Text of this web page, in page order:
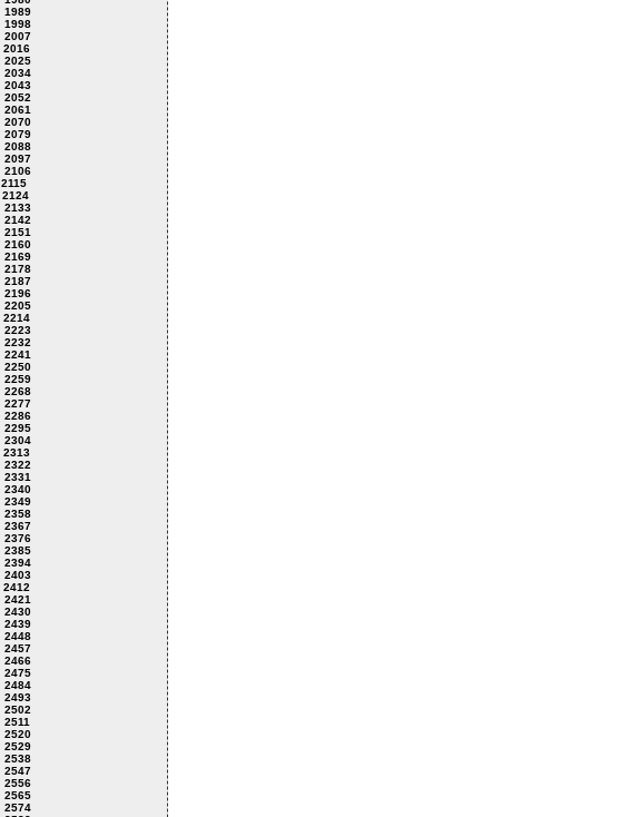
1989
1998
2007
2016
2025
2034
2043
2052
2061
2070
2079
2088
2097
2106
2115
2124
2133
2142
2151
2160
2169
2178
2187
2196
2205
2214
2223
2232
2241
2250
2259
2268
2277
2286
2295
2304
2313
2322
2331
2340
2349
2358
2367
2376
2385
2394
2403
2412
2421
2430
2439
2448
2457
2466
2475
2484
2493
2502
2511
2520
2529
2538
2547
2556
2565
2574